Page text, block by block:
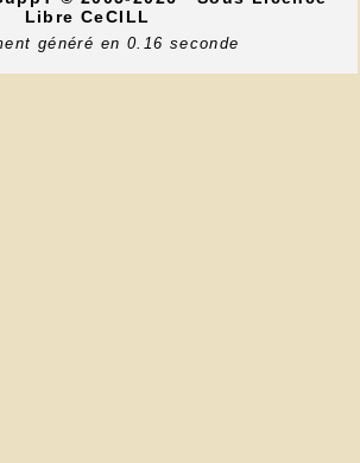
Libre CeCILL
généré en 0.16 seconde